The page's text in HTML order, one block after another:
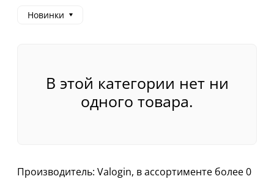
Новинки
В этой категории нет ни
одного товара.
Производитель: Valogin, в ассортименте более 0